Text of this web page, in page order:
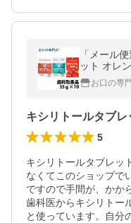
「メール
ット オレ
5g ×10袋
お口の専
5
キシリトールタブレッ
なくてこのショップで
ですので手間が、かか
歯科医からキシリトー
と使っています。自分